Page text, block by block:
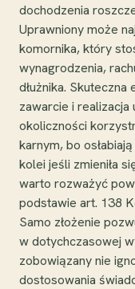
dochodzenia
Uprawniony może
komornika, który
wynagrodzenia,
dłużnika.
zawarcie i realizacja
okoliczności
karnym, bo
kolei jeśli zmieniła
warto rozważyć
podstawie art. 138
Samo złożenie
w dotychczasowej
zobowiązany nie
dostosowania